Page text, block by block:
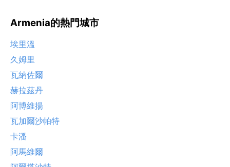
Armenia的熱門城市
埃里溫
久姆里
瓦納佐爾
赫拉茲丹
阿博維揚
瓦加爾沙帕特
卡潘
阿馬維爾